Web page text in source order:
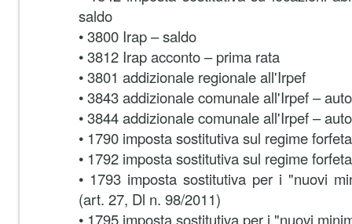
saldo
• 3800 Irap – saldo
• 3812 Irap acconto – prima rata
• 3801 addizionale regionale all'Irpef
• 3843 addizionale comunale all'Irpef –
• 3844 addizionale comunale all'Irpef –
• 1790 imposta sostitutiva sul regime
• 1792 imposta sostitutiva sul regime
• 1793 imposta sostitutiva per i "nuovi
(art. 27, Dl n. 98/2011)
• 1795 imposta sostitutiva per i "nuovi